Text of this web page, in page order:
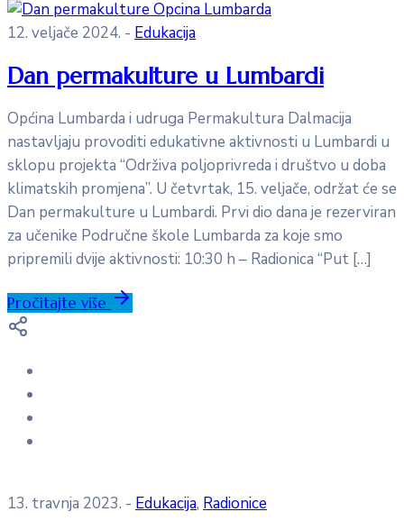
12. veljače 2024. - Edukacija
Dan permakulture u Lumbardi
Općina Lumbarda i udruga Permakultura Dalmacija
nastavljaju provoditi edukativne aktivnosti u Lumbardi u
sklopu projekta “Održiva poljoprivreda i društvo u doba
klimatskih promjena”. U četvrtak, 15. veljače, održat će se
Dan permakulture u Lumbardi. Prvi dio dana je rezerviran
za učenike Područne škole Lumbarda za koje smo
pripremili dvije aktivnosti: 10:30 h – Radionica “Put […]
Pročitajte više
13. travnja 2023. - Edukacija‚ Radionice